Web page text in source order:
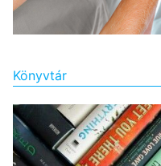
Könyvtár